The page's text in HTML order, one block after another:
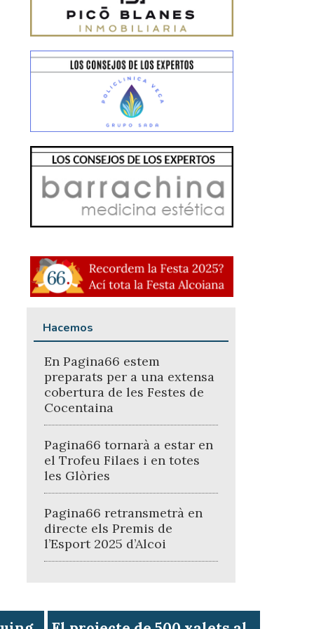
Hacemos
En Pagina66 estem
preparats per a una extensa
cobertura de les Festes de
Cocentaina
Pagina66 tornarà a estar en
el Trofeu Filaes i en totes
les Glòries
Pagina66 retransmetrà en
directe els Premis de
l’Esport 2025 d’Alcoi